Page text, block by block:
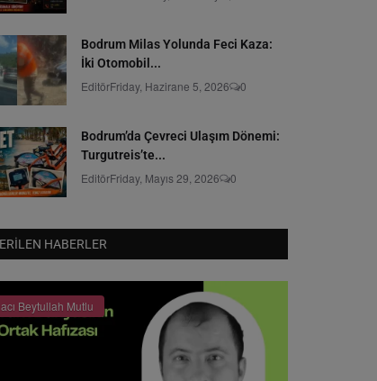
Bodrum Milas Yolunda Feci Kaza:
İki Otomobil...
EditörFriday, Hazirane 5, 2026 0
Bodrum’da Çevreci Ulaşım Dönemi:
Turgutreis’te...
EditörFriday, Mayıs 29, 2026 0
HABERLER
Beytullah Mutlu